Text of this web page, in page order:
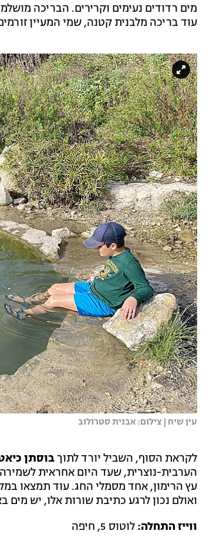
מים רדודים נעימים וקרירים. הבריכה
עוד בריכה מלבנית קטנה, שמי המעיין
עין שיח | צילום: אבנית סטרולוב
לקראת הסוף, השביל יורד לתוךבוסתן
הערבית-נוצרית, שעד היום אחראית
ואולם נכון לרגע כתיבת שורות אלו, יש מים
ווייז התחלה: לוטוס 5, חיפה